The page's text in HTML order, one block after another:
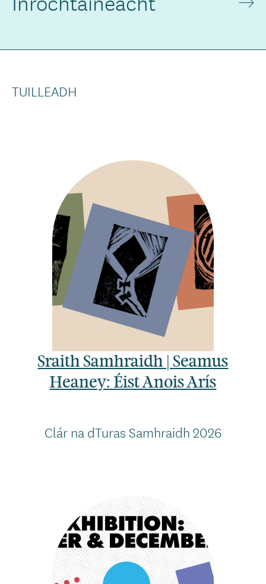
TUILLEADH
Sraith Samhraidh | Seamus
Heaney: Éist Anois Arís
Clár na dTuras Samhraidh 2026